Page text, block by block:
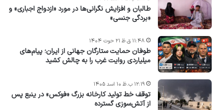
طالبان و افزایش نگرانی‌ها در مورد «ازدواج اجباری» و
«بردگی جنسی»
طوفان حمایت ستارگان جهانی از ایران؛ پیام‌های
میلیاردی روایت غرب را به چالش کشید
۱۱:۴۸ ق.ظ ۲۱ حوت ۱۴۰۴
توقف خط تولید کارخانه بزرگ «فوکس» در ینبع پس
از آتش‌سوزی گسترده
۱۲:۱۹ ب.ظ ۱۰ اسد ۱۴۰۵